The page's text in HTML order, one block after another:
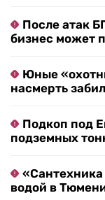
После атак
бизнес может
Юные
насмерть
Подкоп под
подземных
водой в